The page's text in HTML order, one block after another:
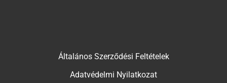
Általános Szerződési Feltételek
Adatvédelmi Nyilatkozat